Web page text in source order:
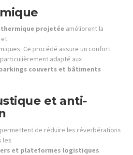
projetée améliorent la
et
Ce procédé assure un confort
adapté aux
couverts et bâtiments
et anti-
de réduire les réverbérations
les
et plateformes logistiques.